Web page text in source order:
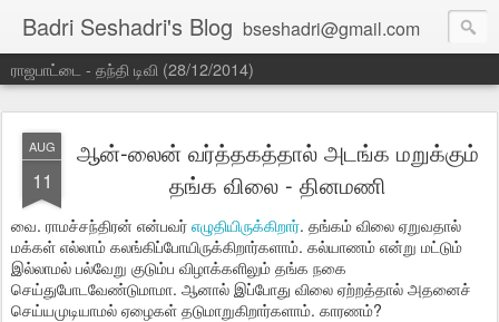
Badri Seshadri's Blog bseshadri@gmail.com
ராஜபாட்டை - தந்தி டிவி (28/12/2014)
AUG
11
ஆன்-லைன் வர்த்தகத்தால் அடங்க மறுக்கும்
தங்க விலை - தினமணி
வை. ராமச்சந்திரன் என்பவர் எழுதியிருக்கிறார். தங்கம் விலை ஏறுவதால்
மக்கள் எல்லாம் கலங்கிப்போயிருக்கிறார்களாம். கல்யாணம் என்று மட்டும்
இல்லாமல் பல்வேறு குடும்ப விழாக்களிலும் தங்க நகை
செய்துபோடவேண்டுமாமா. ஆனால் இப்போது விலை ஏற்றத்தால் அதனைச்
செய்யமுடியாமல் ஏழைகள் தடுமாறுகிறார்களாம். காரணம்?